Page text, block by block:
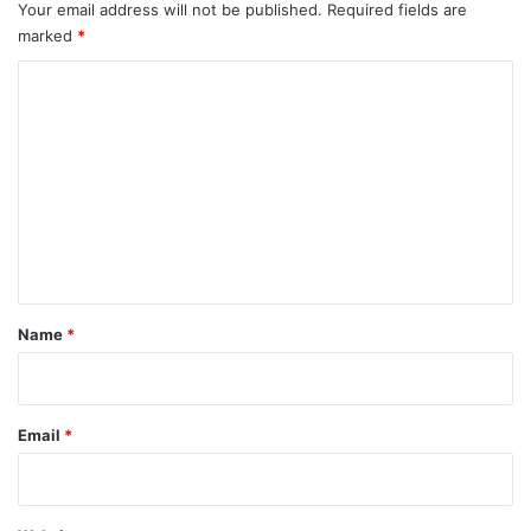
Your email address will not be published. Required fields are
marked *
*
Name *
Email *